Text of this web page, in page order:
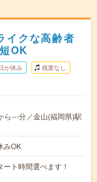
イクな高齢者
OK
が休み 残業なし
ら---分／金山(福岡県)駅
みOK
ト時間選べます！